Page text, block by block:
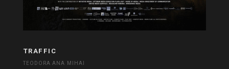
TRAFFIC
TEODORA ANA MIHAI